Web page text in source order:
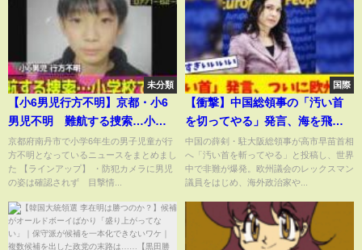
未分類
【小6男児行方不明】京都・小6
男児不明 難航する捜索…小学
校で“変化” ── 社会ニュースラ
イブ（日テレNEWS LIVE）
京都府南丹市で小学6年生の男子児童が行
方不明となっているニュースをまとめまし
た 【ラインアップ】 ・防犯カメラに男児
の姿は確認されず 目撃情...
国際
【衝撃】中国総領事の「汚い首
を切ってやる」発言、海を飛び
越え欧州議員までもが批判する
事態に！！！！
中国の薛剣・駐大阪総領事が高市早苗首相
へ「汚い首を斬ってやる」と投稿し、世界
中で非難が爆発。欧州議会のレックスマン
議員をはじめ、海外政治家や...